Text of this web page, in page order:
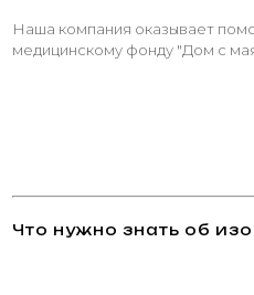
Наша компания оказывает
медицинскому фонду "Дом с
Что нужно знать об